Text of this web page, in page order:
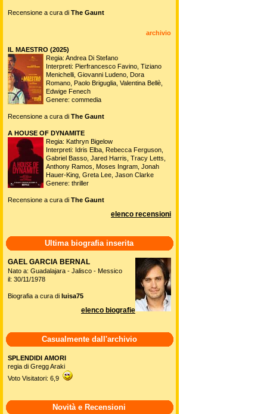
Recensione a cura di The Gaunt
archivio
IL MAESTRO (2025)
Regia: Andrea Di Stefano
Interpreti: Pierfrancesco Favino, Tiziano
Menichelli, Giovanni Ludeno, Dora
Romano, Paolo Briguglia, Valentina Bellè,
Edwige Fenech
Genere: commedia
Recensione a cura di The Gaunt
A HOUSE OF DYNAMITE
Regia: Kathryn Bigelow
Interpreti: Idris Elba, Rebecca Ferguson,
Gabriel Basso, Jared Harris, Tracy Letts,
Anthony Ramos, Moses Ingram, Jonah
Hauer-King, Greta Lee, Jason Clarke
Genere: thriller
Recensione a cura di The Gaunt
elenco recensioni
Ultima biografia inserita
GAEL GARCIA BERNAL
Nato a: Guadalajara - Jalisco - Messico
il: 30/11/1978
Biografia a cura di luisa75
elenco biografie
Casualmente dall'archivio
SPLENDIDI AMORI
regia di Gregg Araki
Voto Visitatori: 6,9
Novità e Recensioni